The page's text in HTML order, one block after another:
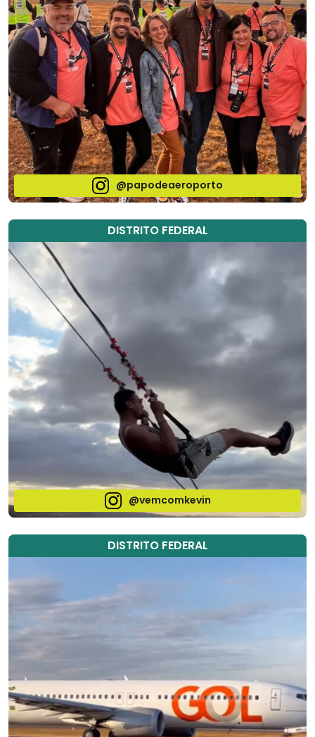
@papodeaeroporto
DISTRITO FEDERAL
@vemcomkevin
DISTRITO FEDERAL